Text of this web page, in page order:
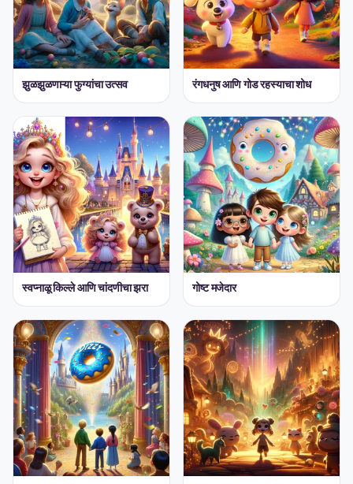
झुळझुळणाऱ्या फुग्यांचा उत्सव रंगधनुष आणि गोड रहस्याचा शोध
स्वप्नाळू किल्ले आणि चांदणीचा झरा गोष्ट मजेदार